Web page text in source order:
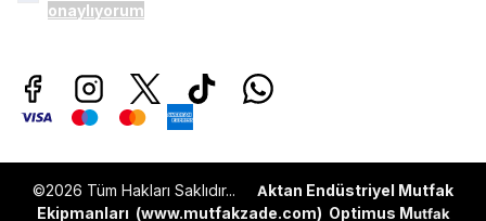
onaylıyorum
©2026 Tüm Hakları Saklıdır... Aktan Endüstriyel Mutfak
Ekipmanları (www.mutfakzade.com) Optimus Mutfak